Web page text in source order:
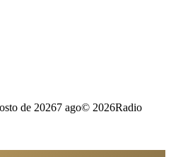
de 20267 ago© 2026Radio